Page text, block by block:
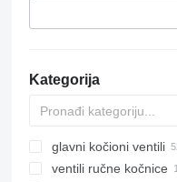
Kategorija
glavni kočioni ventili
ventili ručne kočnice